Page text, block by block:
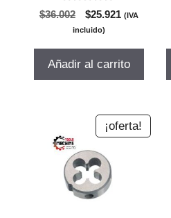
0
d
$36.002
El
precio
era:
$25.921El
es:
(IVA
incluido)
Añadir al carrito
¡oferta!